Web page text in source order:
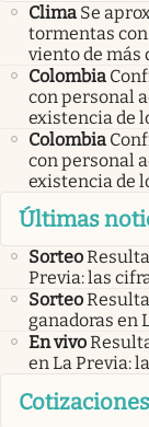
Clima Se
tormentas
viento de más
Colombia
con personal
existencia de
Colombia
con personal
existencia de
Últimas
Sorteo
Previa: las
Sorteo
ganadoras en
En vivo
en La Previa:
Cotizaciones